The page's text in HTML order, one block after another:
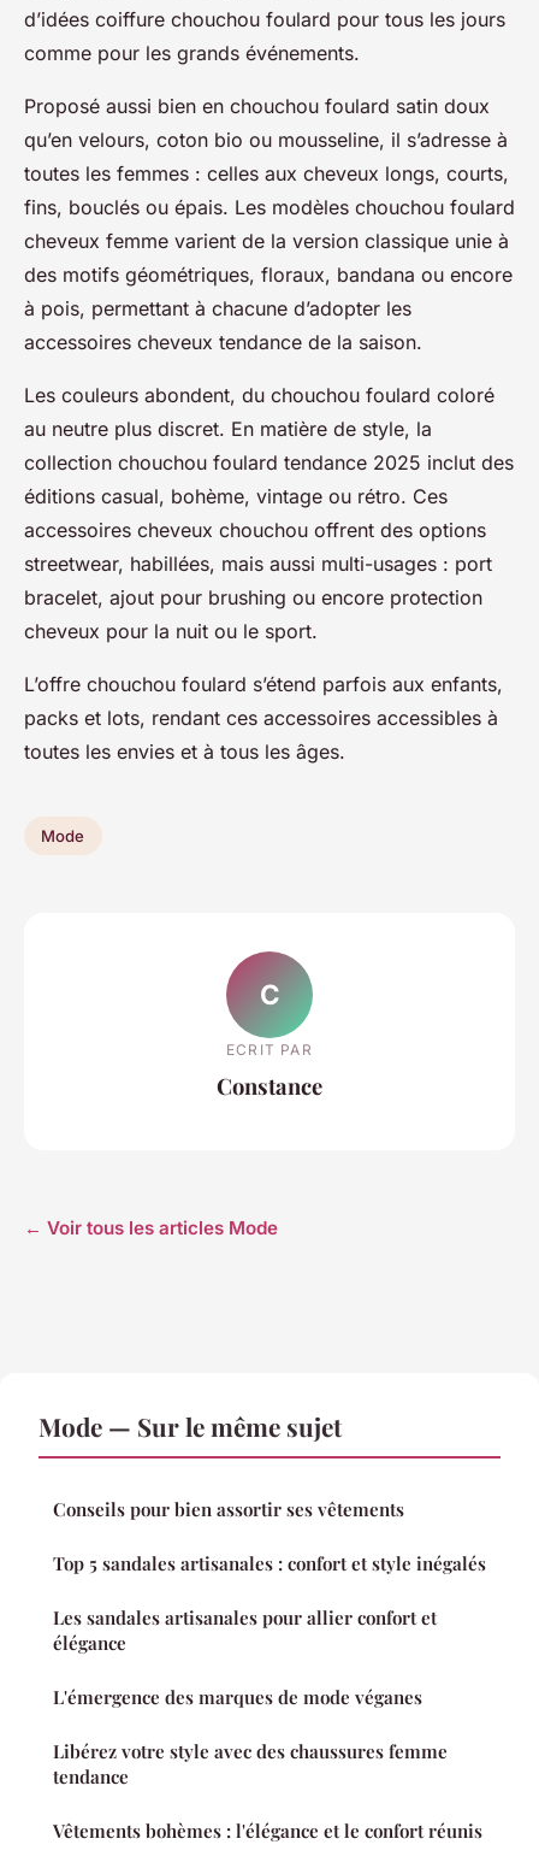
d’idées coiffure chouchou foulard pour tous les jours
comme pour les grands événements.
Proposé aussi bien en chouchou foulard satin doux
qu’en velours, coton bio ou mousseline, il s’adresse à
toutes les femmes : celles aux cheveux longs, courts,
fins, bouclés ou épais. Les modèles chouchou foulard
cheveux femme varient de la version classique unie à
des motifs géométriques, floraux, bandana ou encore
à pois, permettant à chacune d’adopter les
accessoires cheveux tendance de la saison.
Les couleurs abondent, du chouchou foulard coloré
au neutre plus discret. En matière de style, la
collection chouchou foulard tendance 2025 inclut des
éditions casual, bohème, vintage ou rétro. Ces
accessoires cheveux chouchou offrent des options
streetwear, habillées, mais aussi multi-usages : port
bracelet, ajout pour brushing ou encore protection
cheveux pour la nuit ou le sport.
L’offre chouchou foulard s’étend parfois aux enfants,
packs et lots, rendant ces accessoires accessibles à
toutes les envies et à tous les âges.
Mode
C
ECRIT PAR
Constance
← Voir tous les articles Mode
Mode — Sur le même sujet
Conseils pour bien assortir ses vêtements
Top 5 sandales artisanales : confort et style inégalés
Les sandales artisanales pour allier confort et
élégance
L'émergence des marques de mode véganes
Libérez votre style avec des chaussures femme
tendance
Vêtements bohèmes : l'élégance et le confort réunis